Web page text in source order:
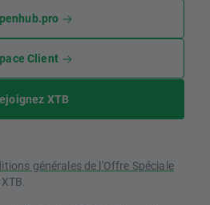
Client
XTB
générales de l'Offre Spéciale